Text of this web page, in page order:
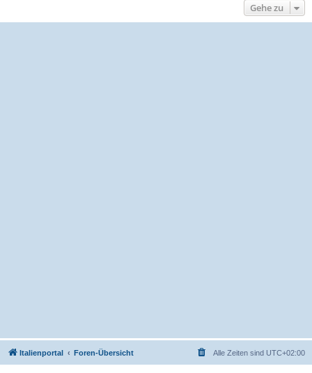
Gehe zu
Italienportal Foren-Übersicht Alle Zeiten sind UTC+02:00